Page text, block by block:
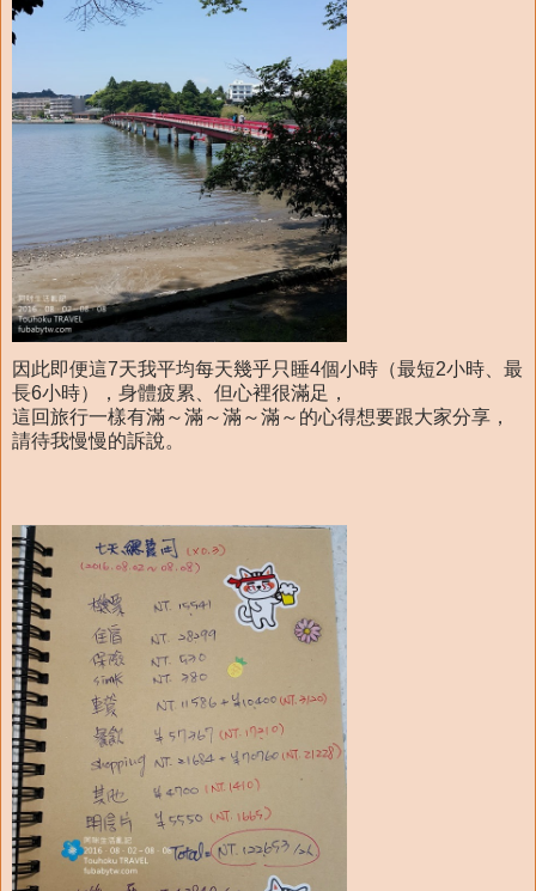
因此即便這7天我平均每天幾乎只睡4個小時（最短2小時、最
長6小時），身體疲累、但心裡很滿足，
這回旅行一樣有滿～滿～滿～滿～的心得想要跟大家分享，
請待我慢慢的訴說。